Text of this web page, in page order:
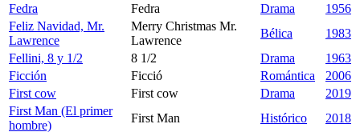
Fedra
Fedra Drama
1956
Feliz Navidad, Mr.
Lawrence
Merry Christmas Mr.
Lawrence
Bélica
1983
Fellini, 8 y 1/2
8 1/2 Drama
1963
Ficción
Ficció Romántica
2006
First cow
First cow Drama
2019
First Man (El primer
hombre)
First Man Histórico
2018